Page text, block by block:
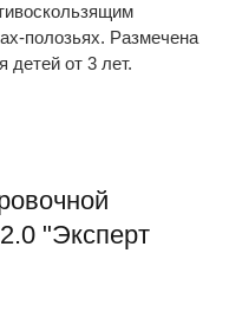
полозьях. Размечена
детей от 3 лет.
"Эксперт